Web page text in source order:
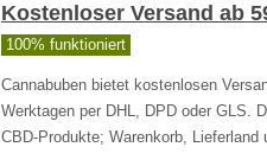
Kostenloser Versand ab
100% funktioniert
Cannabuben bietet kostenlosen
Werktagen per DHL, DPD oder GLS.
CBD-Produkte; Warenkorb,